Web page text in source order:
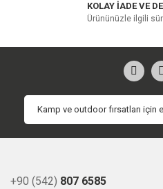
KOLAY İADE VE
Ürününüzle ilgili
+90 (542) 807 6585